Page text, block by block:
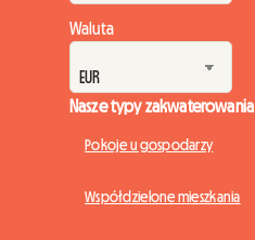
Waluta
Nasze typy zakwaterowania
Pokoje u gospodarzy
Współdzielone mieszkania